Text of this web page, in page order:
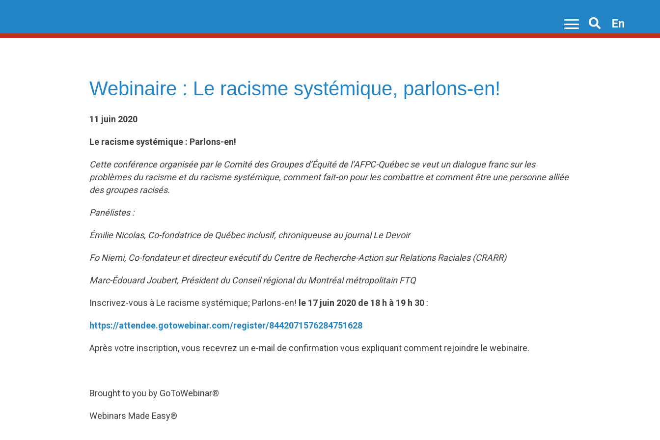
content
Search
En
Webinaire : Le racisme systémique, parlons-en!
11 juin 2020
Le racisme systémique : Parlons-en!
Cette conférence organisée par le Comité des Groupes d’Équité de l’AFPC-Québec se veut un dialogue franc sur les
problèmes du racisme et du racisme systémique, comment fait-on pour les combattre et comment être une personne alliée
des groupes racisés.
Panélistes :
Émilie Nicolas, Co-fondatrice de Québec inclusif, chroniqueuse au journal Le Devoir
Fo Niemi, Co-fondateur et directeur exécutif du Centre de Recherche-Action sur Relations Raciales (CRARR)
Marc-Édouard Joubert, Président du Conseil régional du Montréal métropolitain FTQ
Inscrivez-vous à Le racisme systémique; Parlons-en! le 17 juin 2020 de 18 h à 19 h 30 :
https://attendee.gotowebinar.com/register/8442071576284751628
Après votre inscription, vous recevrez un e-mail de confirmation vous expliquant comment rejoindre le webinaire.
Brought to you by GoToWebinar®
Webinars Made Easy®